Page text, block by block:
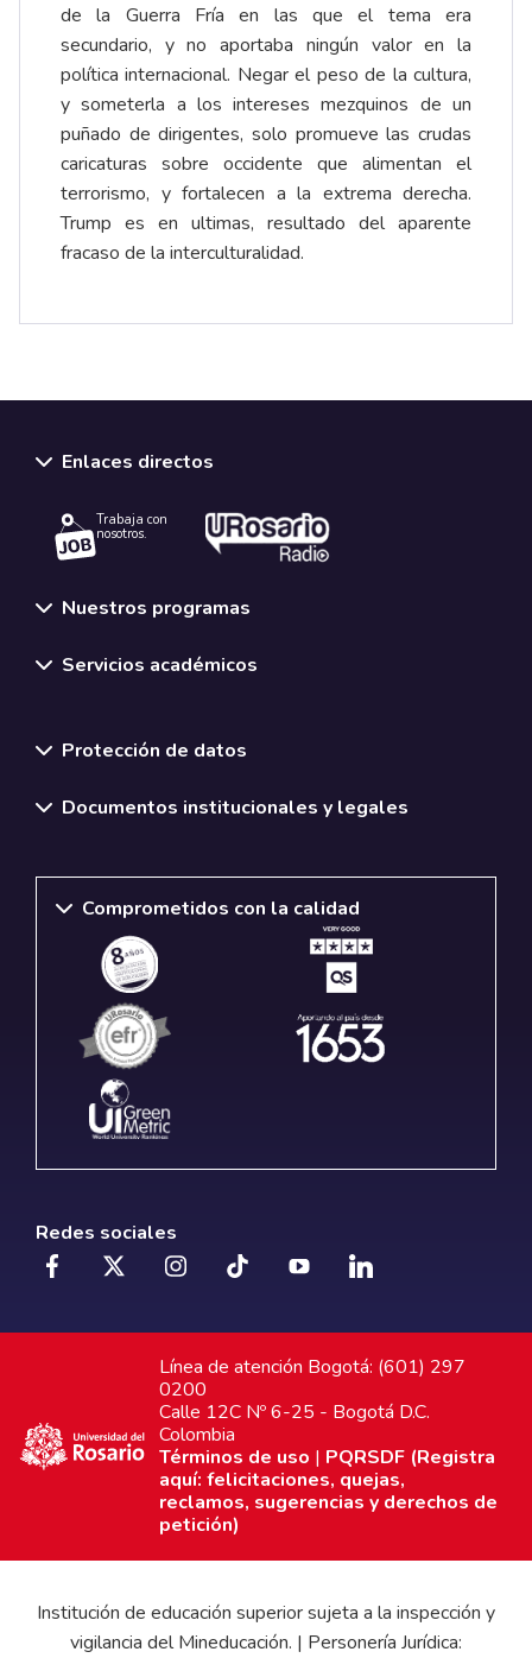
de la Guerra Fría en las que el tema era
secundario, y no aportaba ningún valor en la
política internacional. Negar el peso de la cultura,
y someterla a los intereses mezquinos de un
puñado de dirigentes, solo promueve las crudas
caricaturas sobre occidente que alimentan el
terrorismo, y fortalecen a la extrema derecha.
Trump es en ultimas, resultado del aparente
fracaso de la interculturalidad.
Enlaces directos
Trabaja con
nosotros.
Nuestros programas
Servicios académicos
Protección de datos
Documentos institucionales y legales
Comprometidos con la calidad
Redes sociales
Línea de atención Bogotá: (601) 297
0200
Calle 12C Nº 6-25 - Bogotá D.C.
Colombia
Términos de uso | PQRSDF (Registra
aquí: felicitaciones, quejas,
reclamos, sugerencias y derechos de
petición)
Institución de educación superior sujeta a la inspección y
vigilancia del Mineducación. | Personería Jurídica: